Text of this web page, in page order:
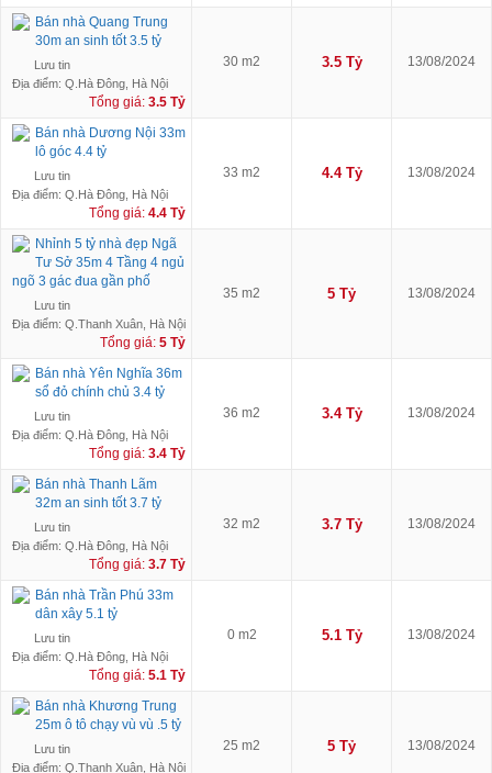
Bán nhà Quang Trung
30m an sinh tốt 3.5 tỷ
Lưu tin
Địa điểm: Q.Hà Đông, Hà Nội
Tổng giá: 3.5 Tỷ
30 m2 3.5 Tỷ 13/08/2024
Bán nhà Dương Nội 33m
lô góc 4.4 tỷ
Lưu tin
Địa điểm: Q.Hà Đông, Hà Nội
Tổng giá: 4.4 Tỷ
33 m2 4.4 Tỷ 13/08/2024
Nhỉnh 5 tỷ nhà đẹp Ngã
Tư Sở 35m 4 Tầng 4 ngủ
ngõ 3 gác đua gần phố
Lưu tin
Địa điểm: Q.Thanh Xuân, Hà Nội
Tổng giá: 5 Tỷ
35 m2 5 Tỷ 13/08/2024
Bán nhà Yên Nghĩa 36m
sổ đỏ chính chủ 3.4 tỷ
Lưu tin
Địa điểm: Q.Hà Đông, Hà Nội
Tổng giá: 3.4 Tỷ
36 m2 3.4 Tỷ 13/08/2024
Bán nhà Thanh Lãm
32m an sinh tốt 3.7 tỷ
Lưu tin
Địa điểm: Q.Hà Đông, Hà Nội
Tổng giá: 3.7 Tỷ
32 m2 3.7 Tỷ 13/08/2024
Bán nhà Trần Phú 33m
dân xây 5.1 tỷ
Lưu tin
Địa điểm: Q.Hà Đông, Hà Nội
Tổng giá: 5.1 Tỷ
0 m2 5.1 Tỷ 13/08/2024
Bán nhà Khương Trung
25m ô tô chạy vù vù .5 tỷ
Lưu tin
Địa điểm: Q.Thanh Xuân, Hà Nội
25 m2 5 Tỷ 13/08/2024